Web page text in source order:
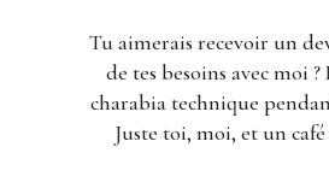
Tu aimerais recevoir un
de tes besoins avec moi
charabia technique
Juste toi, moi, et un